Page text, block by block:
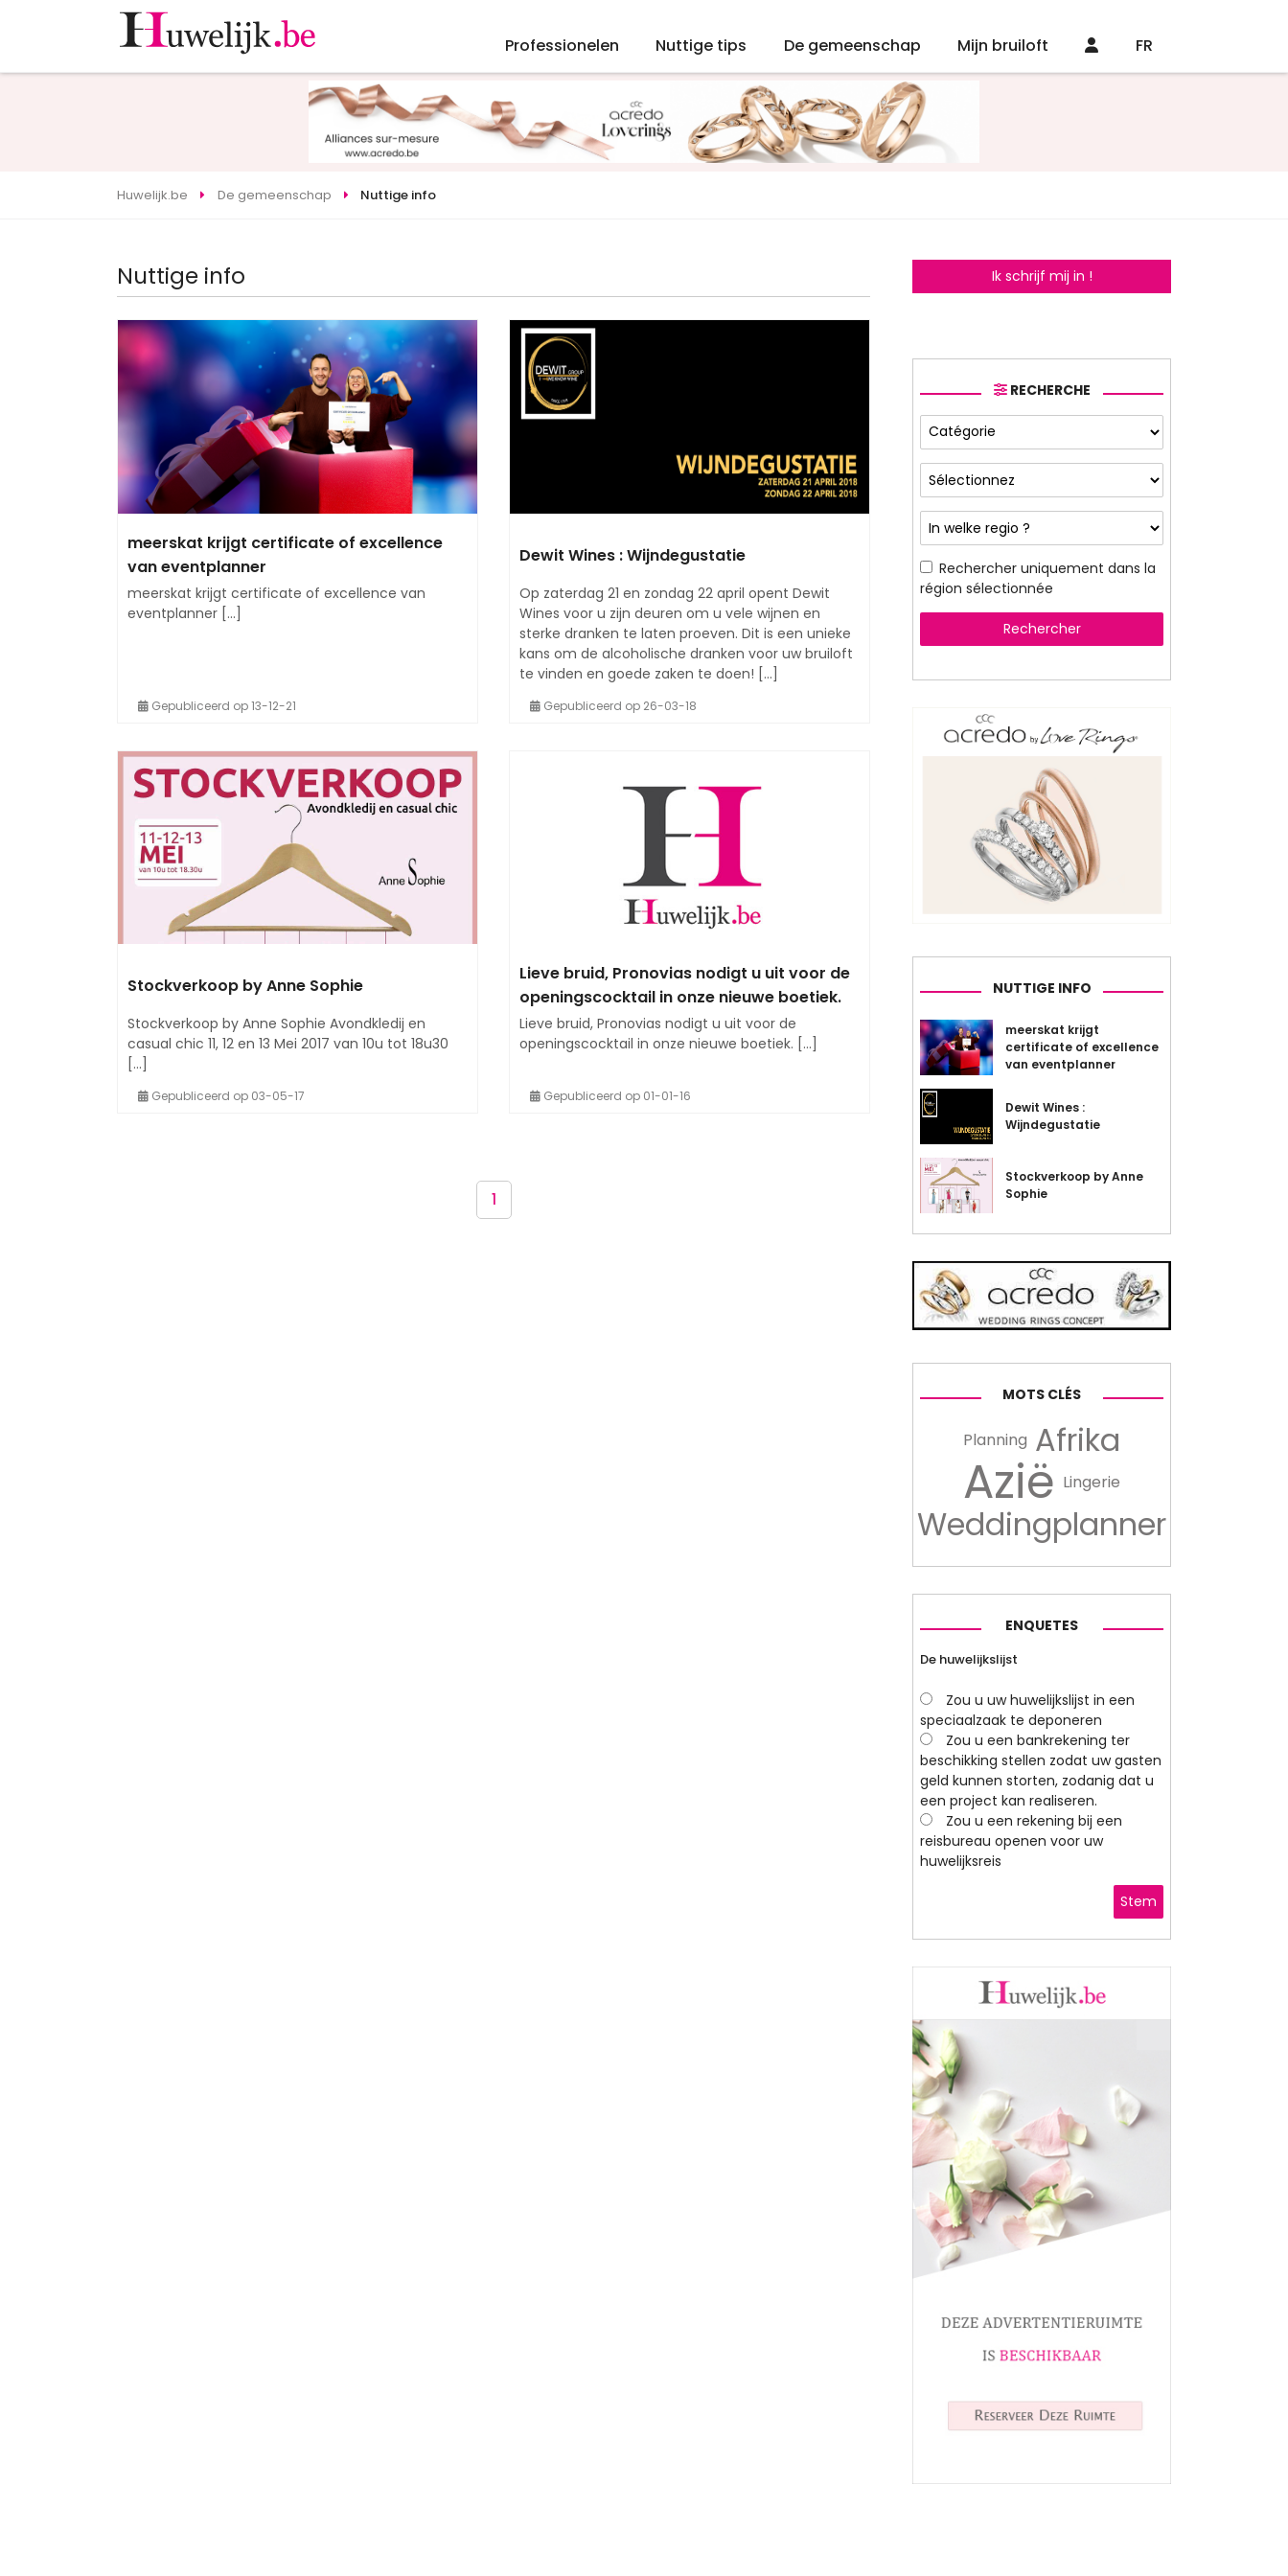
Professionelen Nuttige tips De gemeenschap Mijn bruiloft FR
Huwelijk.be De gemeenschap Nuttige info
Nuttige info
meerskat krijgt certificate of excellence
van eventplanner
meerskat krijgt certificate of excellence van
eventplanner [...]
Gepubliceerd op 13-12-21
Dewit Wines : Wijndegustatie
Op zaterdag 21 en zondag 22 april opent Dewit
Wines voor u zijn deuren om u vele wijnen en
sterke dranken te laten proeven. Dit is een unieke
kans om de alcoholische dranken voor uw bruiloft
te vinden en goede zaken te doen! [...]
Gepubliceerd op 26-03-18
Stockverkoop by Anne Sophie
Stockverkoop by Anne Sophie Avondkledij en
casual chic 11, 12 en 13 Mei 2017 van 10u tot 18u30
[...]
Gepubliceerd op 03-05-17
Lieve bruid, Pronovias nodigt u uit voor de
openingscocktail in onze nieuwe boetiek.
Lieve bruid, Pronovias nodigt u uit voor de
openingscocktail in onze nieuwe boetiek. [...]
Gepubliceerd op 01-01-16
1
Ik schrijf mij in !
RECHERCHE
Rechercher uniquement dans la
région sélectionnée
Rechercher
NUTTIGE INFO
meerskat krijgt
certificate of excellence
van eventplanner
Dewit Wines :
Wijndegustatie
Stockverkoop by Anne
Sophie
MOTS CLÉS
Planning Afrika
Azië Lingerie
Weddingplanner
ENQUETES
De huwelijkslijst
Zou u uw huwelijkslijst in een
speciaalzaak te deponeren
Zou u een bankrekening ter
beschikking stellen zodat uw gasten
geld kunnen storten, zodanig dat u
een project kan realiseren.
Zou u een rekening bij een
reisbureau openen voor uw
huwelijksreis
Stem